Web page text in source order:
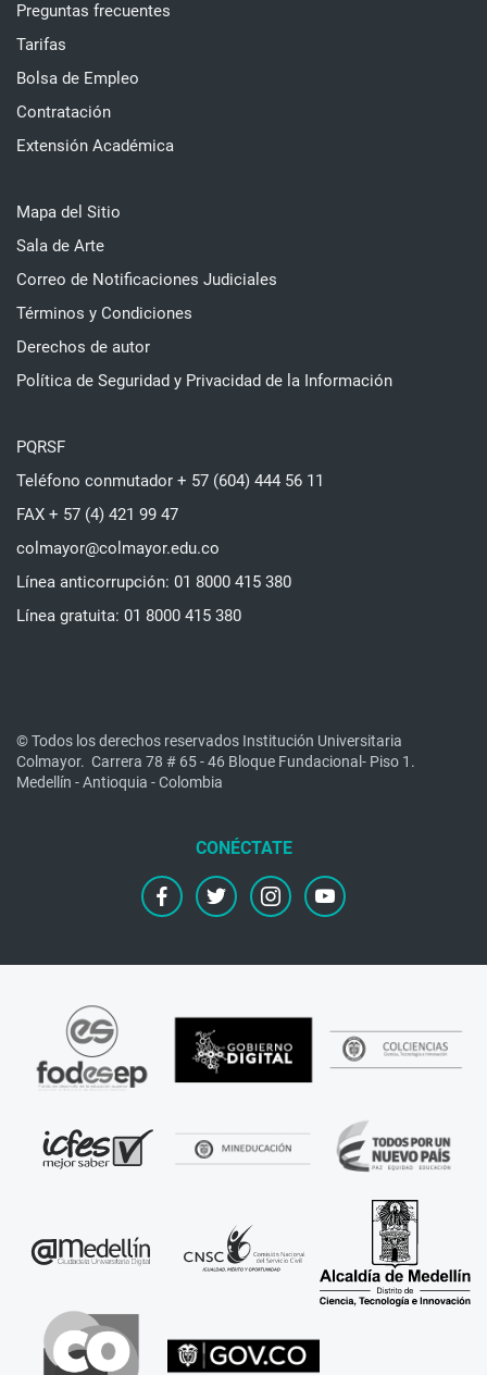
Preguntas frecuentes
Tarifas
Bolsa de Empleo
Contratación
Extensión Académica
Mapa del Sitio
Sala de Arte
Correo de Notificaciones Judiciales
Términos y Condiciones
Derechos de autor
Política de Seguridad y Privacidad de la Información
PQRSF
Teléfono conmutador + 57 (604) 444 56 11
FAX + 57 (4) 421 99 47
colmayor@colmayor.edu.co
Línea anticorrupción: 01 8000 415 380
Línea gratuita: 01 8000 415 380
© Todos los derechos reservados Institución Universitaria
Colmayor. Carrera 78 # 65 - 46 Bloque Fundacional- Piso 1.
Medellín - Antioquia - Colombia